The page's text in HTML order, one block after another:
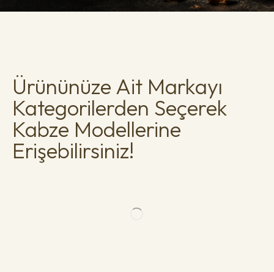
Ürününüze Ait Markayı
Kategorilerden Seçerek
Kabze Modellerine
Erişebilirsiniz!